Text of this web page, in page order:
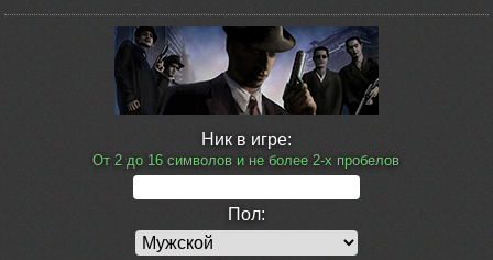
Ник в игре:
От 2 до 16 символов и не более 2-х пробелов
Пол: